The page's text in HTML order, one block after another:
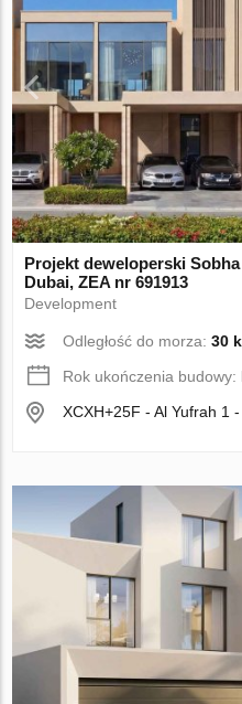
Projekt deweloperski
Dubai, ZEA nr 691913
Development
Odległość do morza:30
Rok ukończenia budowy:
XCXH+25F - Al Yufrah 1